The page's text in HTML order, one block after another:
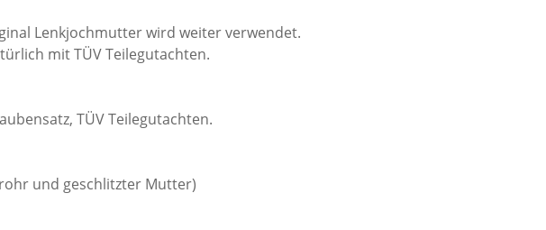
Lenkjochmutter wird weiter verwendet.
mit TÜV Teilegutachten.
TÜV Teilegutachten.
und geschlitzter Mutter)